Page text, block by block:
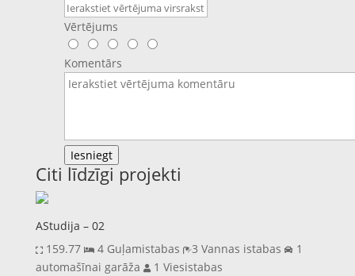
Vērtējums
Komentārs
Iesniegt
Citi līdzīgi projekti
AStudija – 02
159.77
4 Guļamistabas 3 Vannas istabas 1
automašīnai garāža
1 Viesistabas